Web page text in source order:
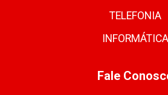
TELEFONIA
INFORMÁTICA
Fale